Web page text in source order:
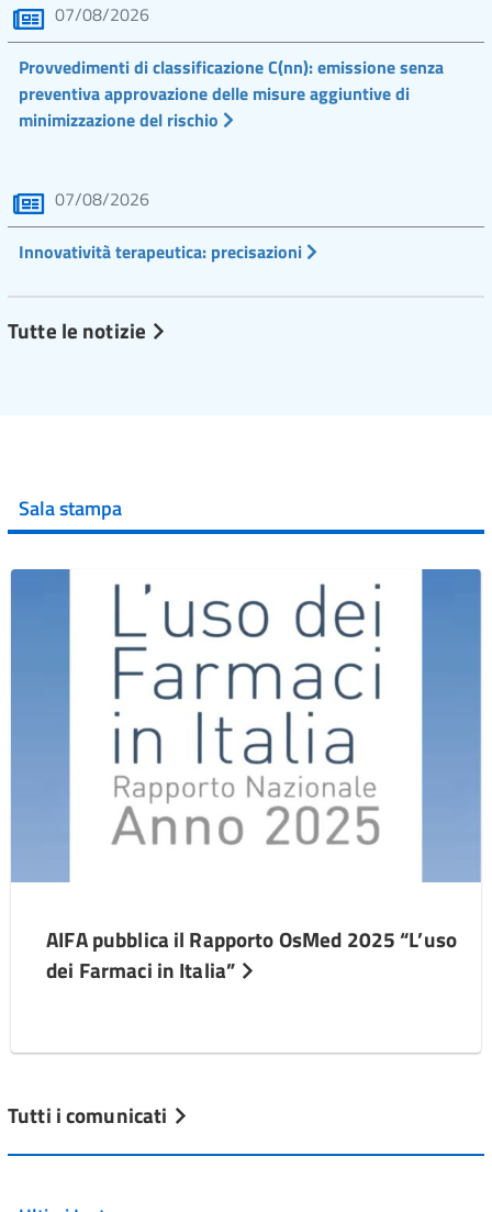
07/08/2026
Provvedimenti di classificazione C(nn): emissione senza
preventiva approvazione delle misure aggiuntive di
minimizzazione del rischio
07/08/2026
Innovatività terapeutica: precisazioni
Tutte le notizie
Sala stampa
AIFA pubblica il Rapporto OsMed 2025 “L’uso
dei Farmaci in Italia”
Tutti i comunicati